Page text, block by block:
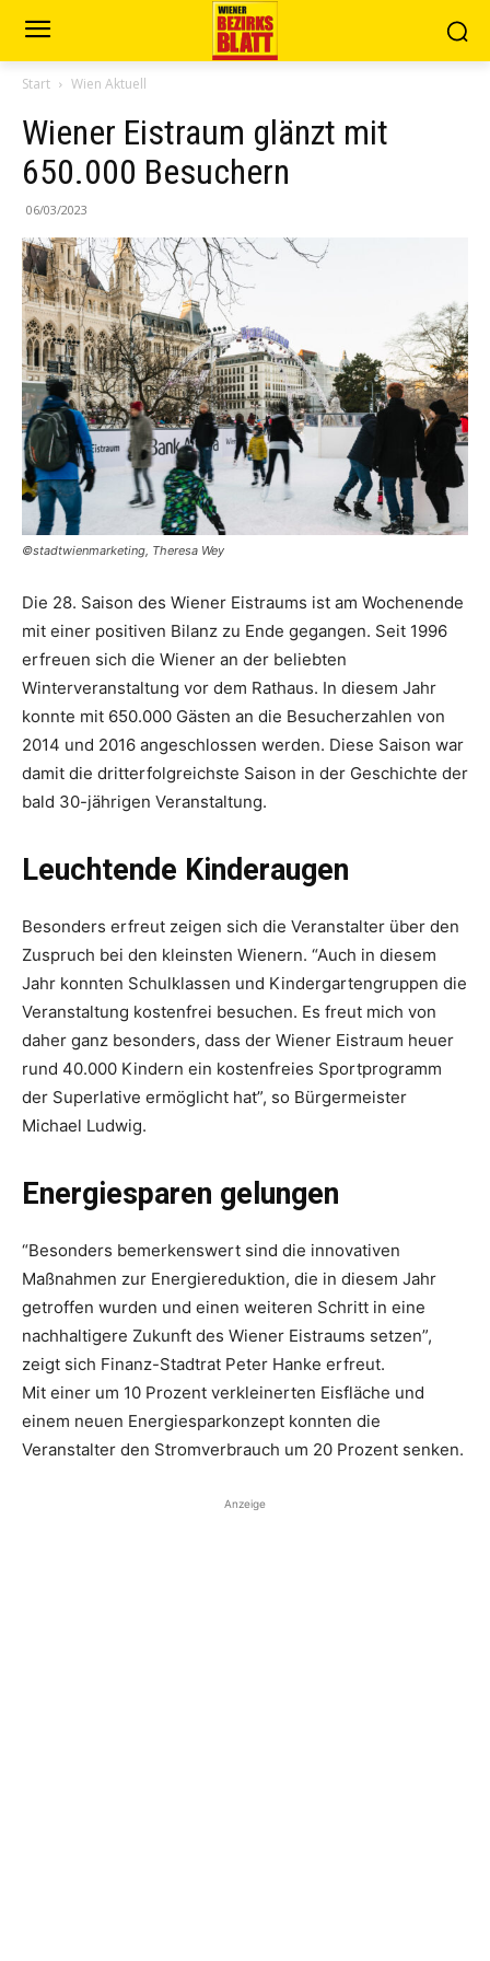
Start Wien Aktuell
Wiener Eistraum glänzt mit
650.000 Besuchern
06/03/2023
©stadtwienmarketing, Theresa Wey
Die 28. Saison des Wiener Eistraums ist am Wochenende
mit einer positiven Bilanz zu Ende gegangen. Seit 1996
erfreuen sich die Wiener an der beliebten
Winterveranstaltung vor dem Rathaus. In diesem Jahr
konnte mit 650.000 Gästen an die Besucherzahlen von
2014 und 2016 angeschlossen werden. Diese Saison war
damit die dritterfolgreichste Saison in der Geschichte der
bald 30-jährigen Veranstaltung.
Leuchtende Kinderaugen
Besonders erfreut zeigen sich die Veranstalter über den
Zuspruch bei den kleinsten Wienern. “Auch in diesem
Jahr konnten Schulklassen und Kindergartengruppen die
Veranstaltung kostenfrei besuchen. Es freut mich von
daher ganz besonders, dass der Wiener Eistraum heuer
rund 40.000 Kindern ein kostenfreies Sportprogramm
der Superlative ermöglicht hat”, so Bürgermeister
Michael Ludwig.
Energiesparen gelungen
“Besonders bemerkenswert sind die innovativen
Maßnahmen zur Energiereduktion, die in diesem Jahr
getroffen wurden und einen weiteren Schritt in eine
nachhaltigere Zukunft des Wiener Eistraums setzen”,
zeigt sich Finanz-Stadtrat Peter Hanke erfreut.
Mit einer um 10 Prozent verkleinerten Eisfläche und
einem neuen Energiesparkonzept konnten die
Veranstalter den Stromverbrauch um 20 Prozent senken.
Anzeige